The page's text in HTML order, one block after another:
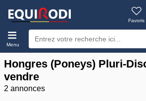
Favoris
Menu
Hongres (Poneys) Pluri-
vendre
2 annonces